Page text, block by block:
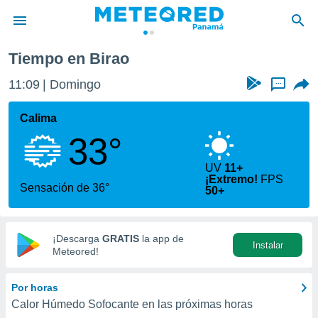
de
ha
calidad.
a este
las
y
basada
Tiempo en Birao
11:09 Domingo ...
Calima
33°
Sensación de 36°
UV 11+
¡Extremo! FPS
50+
¡Descarga GRATIS la app de
Meteored!
Instalar
Por horas
Calor Húmedo Sofocante en las próximas horas